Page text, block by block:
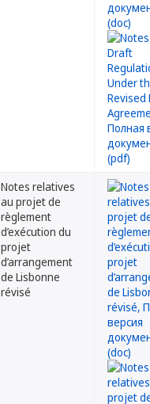
Notes relatives
au projet de
règlement
d’exécution du
projet
d’arrangement
de Lisbonne
révisé